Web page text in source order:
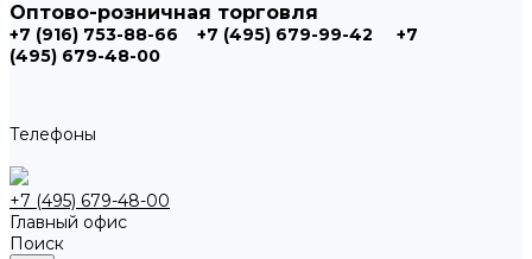
Оптово-розничная торговля
+7 (916) 753-88-66 +7 (495) 679-99-42
+7
(495) 679-48-00
Телефоны
+7 (495) 679-48-00
Главный офис
Поиск